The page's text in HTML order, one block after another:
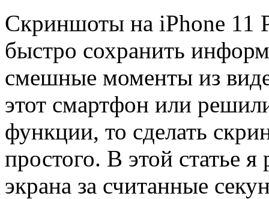
Скриншоты на iPhone 11
быстро сохранить
смешные моменты из
этот смартфон или
функции, то сделать
простого. В этой статье
экрана за считанные